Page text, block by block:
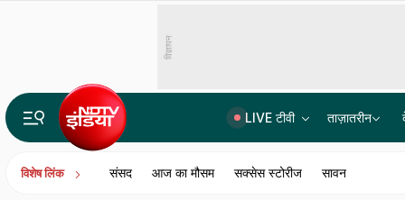
विज्ञापन
LIVE टीवी ताज़ातरीन
विशेष लिंक संसद आज का मौसम सक्सेस स्टोरीज सावन